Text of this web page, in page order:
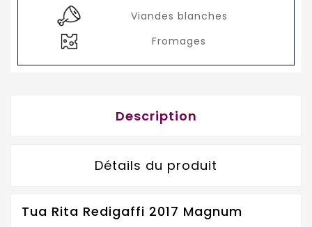
Viandes blanches
Fromages
Description
Détails du produit
Tua Rita Redigaffi 2017 Magnum